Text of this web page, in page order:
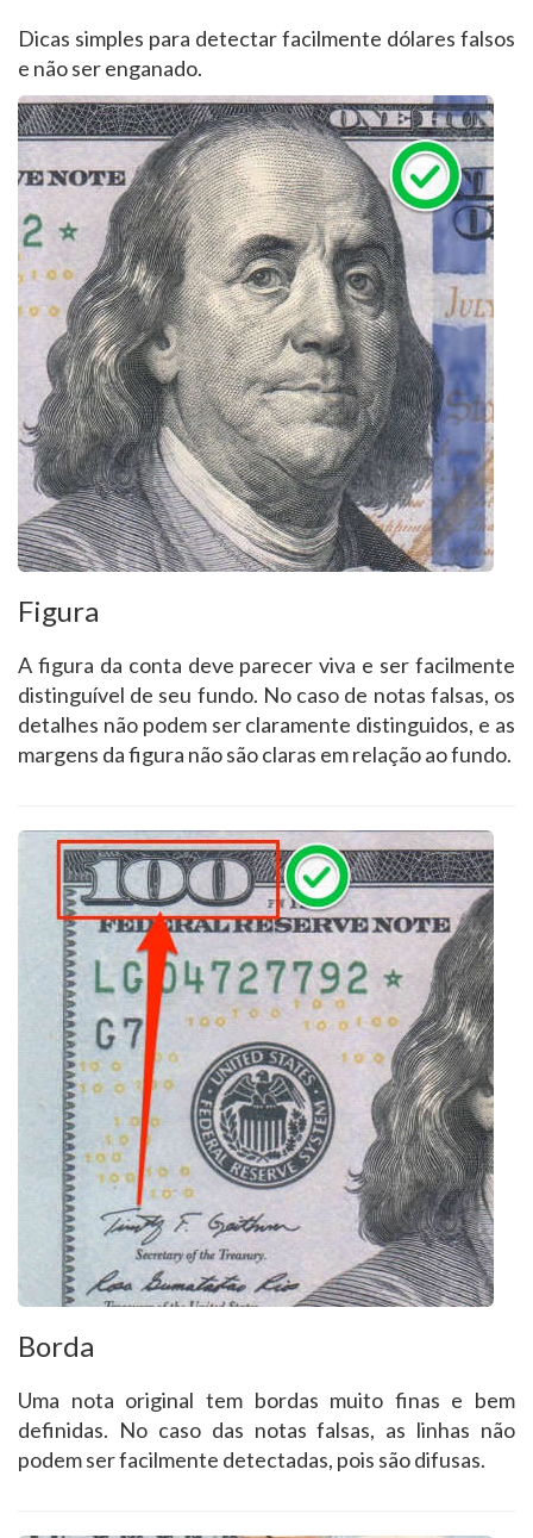
Dicas simples para detectar facilmente dólares falsos
e não ser enganado.
Figura
A figura da conta deve parecer viva e ser facilmente
distinguível de seu fundo. No caso de notas falsas, os
detalhes não podem ser claramente distinguidos, e as
margens da figura não são claras em relação ao fundo.
Borda
Uma nota original tem bordas muito finas e bem
definidas. No caso das notas falsas, as linhas não
podem ser facilmente detectadas, pois são difusas.